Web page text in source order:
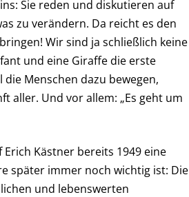
Sie reden und diskutieren auf
zu verändern. Da reicht es den
Wir sind ja schließlich keine
und eine Giraffe die erste
Menschen dazu bewegen,
aller. Und vor allem: „Es geht um
Kästner bereits 1949 eine
später immer noch wichtig ist: Die
und lebenswerten